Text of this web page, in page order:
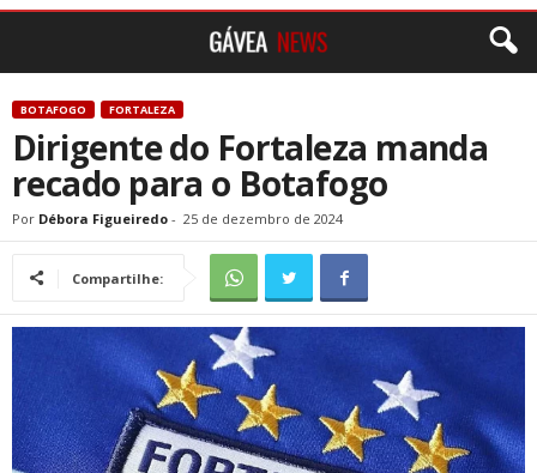
BOTAFOGO FORTALEZA
Dirigente do Fortaleza manda
recado para o Botafogo
Por Débora Figueiredo - 25 de dezembro de 2024
Compartilhe: